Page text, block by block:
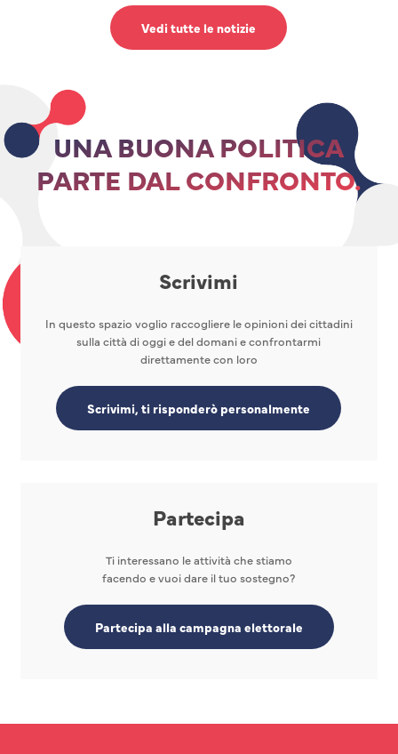
Vedi tutte le notizie
UNA BUONA POLITICA
PARTE DAL CONFRONTO.
Scrivimi
In questo spazio voglio raccogliere le opinioni dei cittadini
sulla città di oggi e del domani e confrontarmi
direttamente con loro
Scrivimi, ti risponderò personalmente
Partecipa
Ti interessano le attività che stiamo
facendo e vuoi dare il tuo sostegno?
Partecipa alla campagna elettorale